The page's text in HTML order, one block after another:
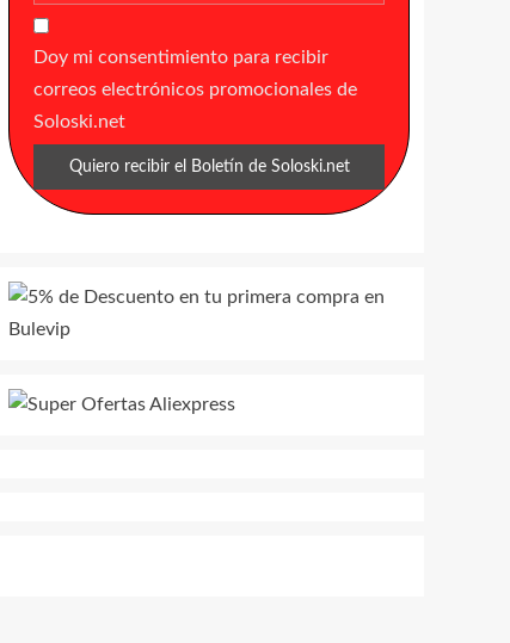
Doy mi consentimiento para recibir
correos electrónicos promocionales de
Soloski.net